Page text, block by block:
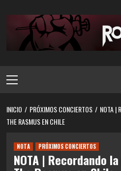
contenido
principal
INICIO PRÓXIMOS CONCIERTOS
NOTA |
THE RASMUS EN CHILE
NOTA PRÓXIMOS CONCIERTOS
NOTA | Recordando